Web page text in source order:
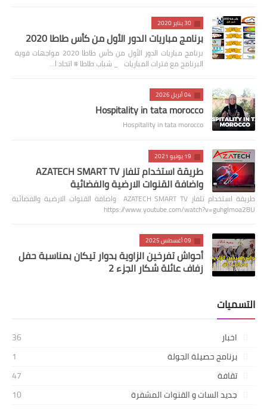
30 يناير 2020
برنامج مباريات الدور الأول من كأس طاطا 2020
برنامج مباريات الدور الأول من كأس طاطا 2020 مواجهات قوية
البرنامج مع فترات المباريات _ شباب طاطا # اتحاد ا…
04 أبريل 2026
Hospitality in tata morocco
Hospitality in tata morocco
19 يونيو 2021
طريقة استخدام تلفاز AZATECH SMART TV
واضافة القنوات الارضية والفضائية
طريقة استخدام تلفاز AZATECH SMART TV واضافة القنوات الارضية والفضائية
https://www.youtube.com/watch?v=guhgImoa28U
09 أغسطس 2025
أحواش تفرخين الزاوية بدوار تيكان بمناسبة حفل
زفاف عائلة شكار الجزء 2
التسميات
اخبار
36
برنامج حصيلة الجولة
1
تقافة
47
جديد السات و القنوات المشفرة
10